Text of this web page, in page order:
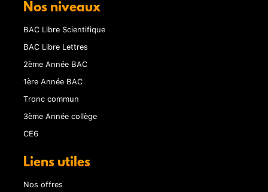
Nos niveaux
BAC Libre Scientifique
BAC Libre Lettres
2ème Année BAC
1ère Année BAC
Tronc commun
3ème Année collège
CE6
Liens utiles
Nos offres